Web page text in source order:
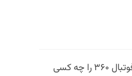
فیلتر در وقت اضافه؛ فوتبال ۳۶۰ را چه کسی